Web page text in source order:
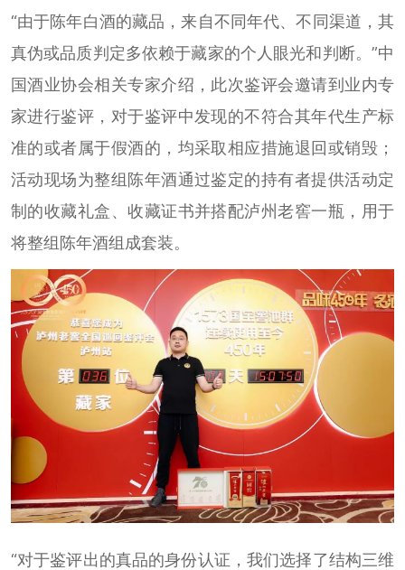
“由于陈年白酒的藏品，来自不同年代、不同渠道，其
真伪或品质判定多依赖于藏家的个人眼光和判断。”中
国酒业协会相关专家介绍，此次鉴评会邀请到业内专
家进行鉴评，对于鉴评中发现的不符合其年代生产标
准的或者属于假酒的，均采取相应措施退回或销毁；
活动现场为整组陈年酒通过鉴定的持有者提供活动定
制的收藏礼盒、收藏证书并搭配泸州老窖一瓶，用于
将整组陈年酒组成套装。
“对于鉴评出的真品的身份认证，我们选择了结构三维